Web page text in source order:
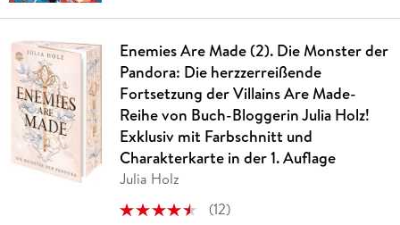
Enemies Are Made (2). Die Monster der
Pandora: Die herzzerreißende
Fortsetzung der Villains Are Made-
Reihe von Buch-Bloggerin Julia Holz!
Exklusiv mit Farbschnitt und
Charakterkarte in der 1. Auflage
Julia Holz
(12)